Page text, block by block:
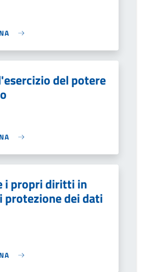
del potere
i propri diritti in
protezione dei dati